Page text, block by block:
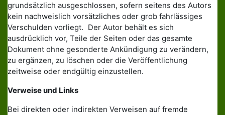
grundsätzlich ausgeschlossen, sofern seitens des Autors
kein nachweislich vorsätzliches oder grob fahrlässiges
Verschulden vorliegt. Der Autor behält es sich
ausdrücklich vor, Teile der Seiten oder das gesamte
Dokument ohne gesonderte Ankündigung zu verändern,
zu ergänzen, zu löschen oder die Veröffentlichung
zeitweise oder endgültig einzustellen.
Verweise und Links
Bei direkten oder indirekten Verweisen auf fremde